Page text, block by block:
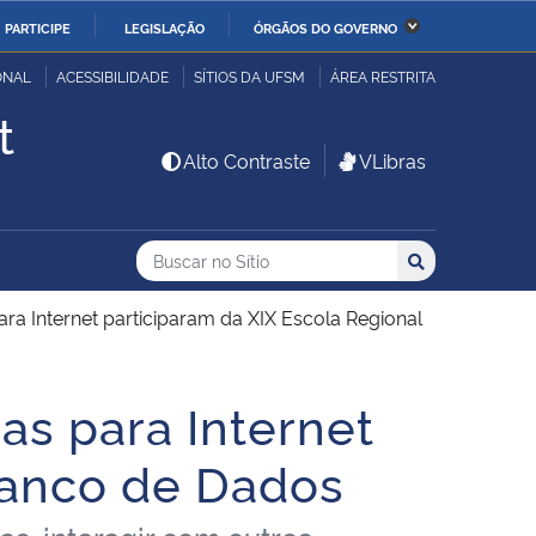
PARTICIPE LEGISLAÇÃO ÓRGÃOS DO GOVERNO
da Economia Ministério da Infraestrutura
de Minas e Energia
Ministério da Ciência,
Tecnologia, Inovações e
e dos Direitos
ACESSIBILIDADE SÍTIOS DA UFSM ÁREA RESTRITA
Alto Contraste VLibras
Busca
Buscar no no Sítio
Busca: Buscar
Internet participaram da XIX Escola Regional
para Internet
de Dados